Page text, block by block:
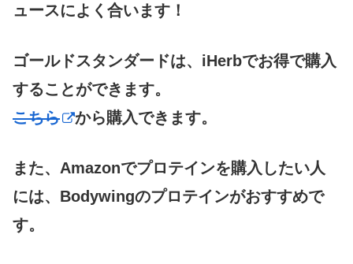
ュースによく合います！
ゴールドスタンダードは、iHerbでお得で購入
することができます。
こちら
から購入できます。
また、Amazonでプロテインを購入したい人
には、Bodywingのプロテインがおすすめで
す。